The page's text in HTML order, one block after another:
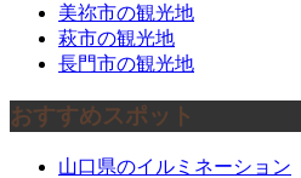
美祢市の観光地
萩市の観光地
長門市の観光地
おすすめスポット
山口県のイルミネーション